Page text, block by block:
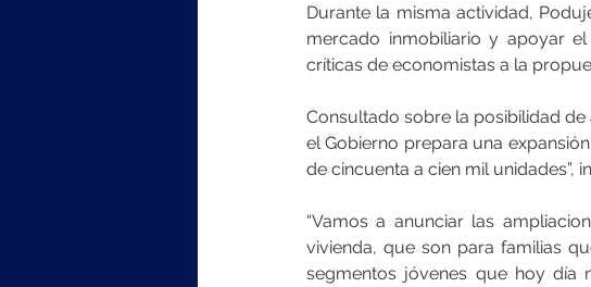
Durante la misma actividad,
mercado inmobiliario y apoyar
críticas de economistas a la
Consultado sobre la posibilidad
el Gobierno prepara una
de cincuenta a cien mil unidades”,
“Vamos a anunciar las
vivienda, que son para familias
segmentos jóvenes que hoy día